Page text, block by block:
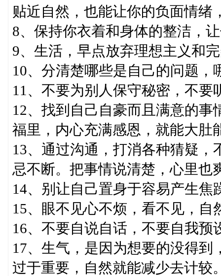
贴近自然，也能让你的负面情绪
8、保持你衣着和身体的整洁，
9、生活，早点放弃理想主义和
10、分清楚哪些是自己的问题
11、不要为别人保守秘密，不要
12、找到自己自豪而且满意的
福里，内心充满感恩，就能大肚
13、通过沟通，打消各种猜疑
忌不断。把事情说清楚，心里也
14、别让自己置身于容易产生焦
15、眼不见心不烦，看不见，自
16、不要自说自话，不要自我预
17、生气，是因为想要的没得
过于重要，自然就能减少去计较